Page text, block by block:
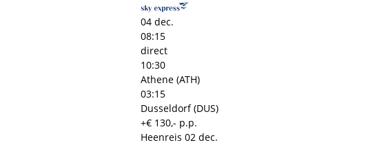
04 dec.
08:15
direct
10:30
Athene (ATH)
03:15
Dusseldorf (DUS)
+€ 130,- p.p.
Heenreis 02 dec.